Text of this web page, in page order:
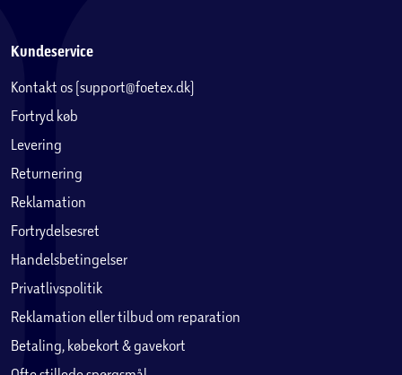
Kundeservice
Kontakt os (support@foetex.dk)
Fortryd køb
Levering
Returnering
Reklamation
Fortrydelsesret
Handelsbetingelser
Privatlivspolitik
Reklamation eller tilbud om reparation
Betaling, købekort & gavekort